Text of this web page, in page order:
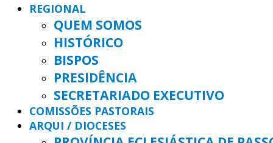
REGIONAL
QUEM SOMOS
HISTÓRICO
BISPOS
PRESIDÊNCIA
SECRETARIADO EXECUTIVO
COMISSÕES PASTORAIS
ARQUI / DIOCESES